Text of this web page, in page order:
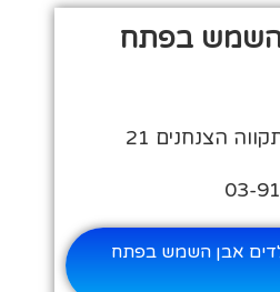
השמש בפתח
הצנחנים 21
אבן השמש בפתח